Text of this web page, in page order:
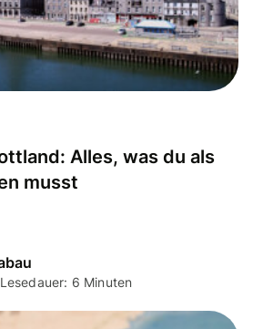
Alles, was du als
musst
Lesedauer: 6 Minuten